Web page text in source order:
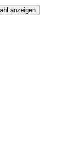
anzeigen